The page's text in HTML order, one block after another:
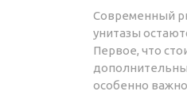
Современный
унитазы
Первое, что
особенно